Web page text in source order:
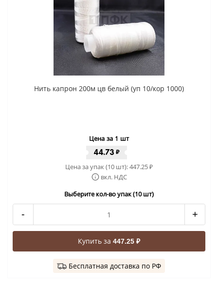
Нить капрон 200м цв белый (уп 10/кор 1000)
Цена за 1 шт
44.73 ₽
Цена за упак (10 шт):447.25₽
вкл. НДС
Выберите кол-во упак (10 шт)
- +
Купить за 447.25 ₽
Бесплатная доставка по РФ